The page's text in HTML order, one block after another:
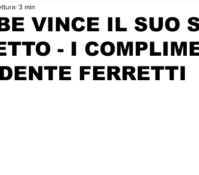
VINCE IL SUO
- I
FERRETTI
3 min